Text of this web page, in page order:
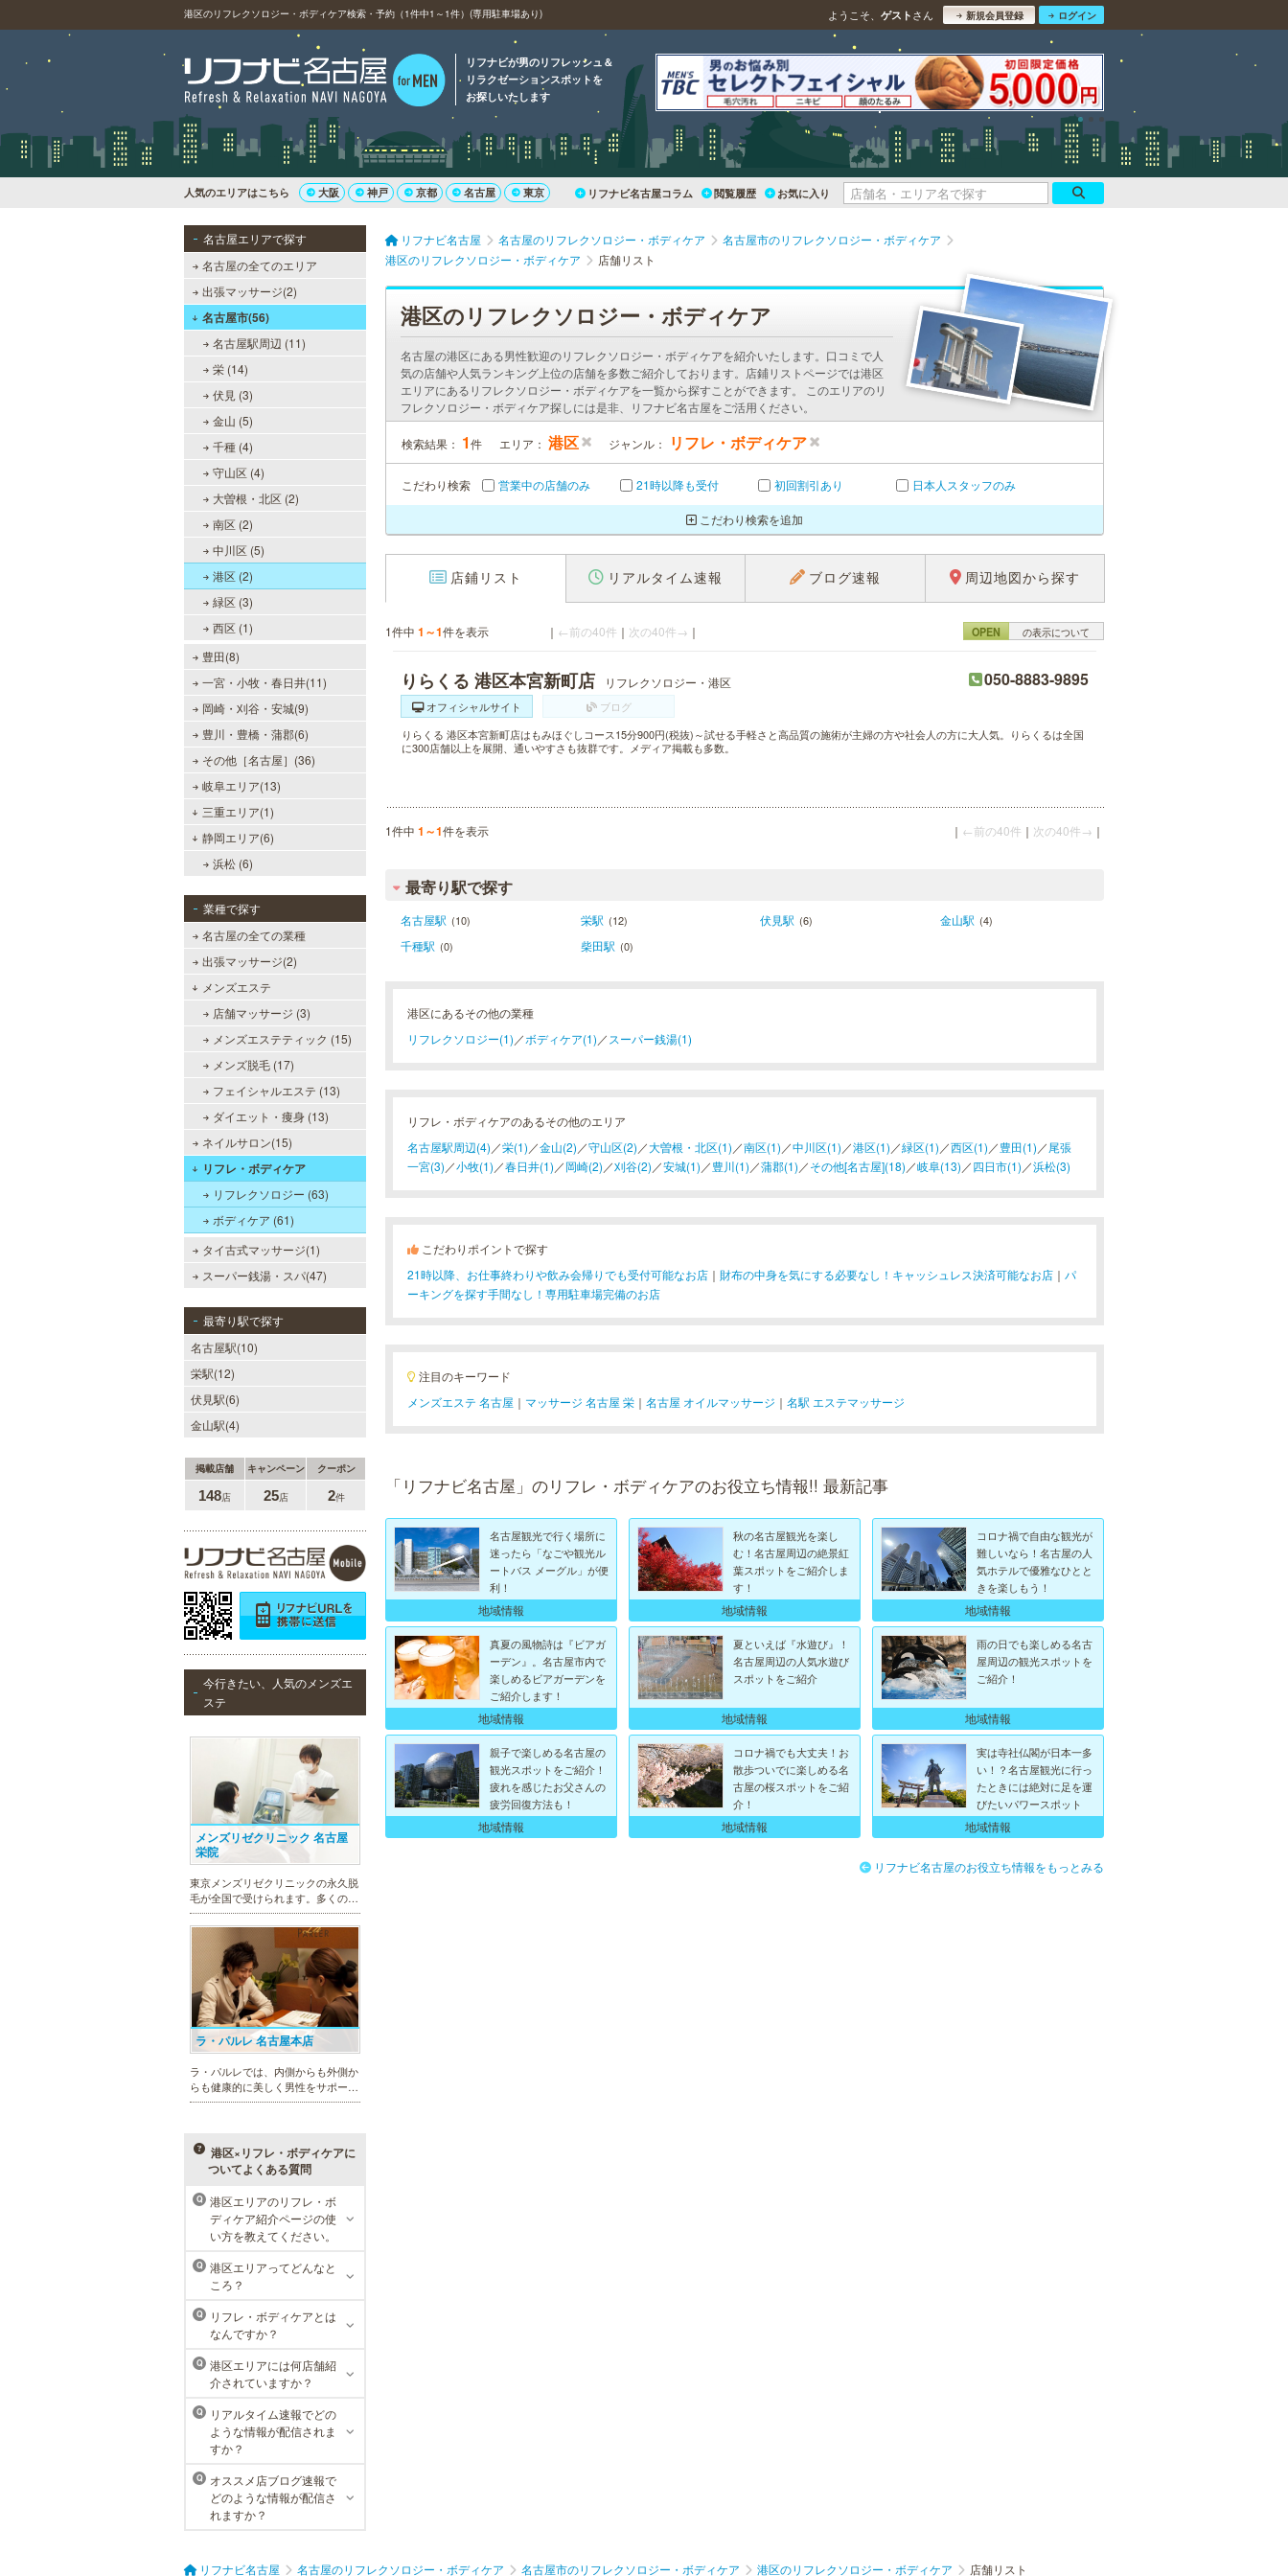
港区のリフレクソロジー・ボディケア検索・予約（1件中1～1件）(専用駐車場あり) ようこそ、 ゲスト さん 新規会員登録 ログイン
リフナビが男のリフレッシュ＆
リラクゼーションスポットを
お探しいたします
人気のエリアはこちら 大阪 神戸 京都 名古屋 東京 リフナビ名古屋コラム 閲覧履歴 お気に入り
名古屋エリアで探す
名古屋の全てのエリア
出張マッサージ(2)
名古屋市(56)
名古屋駅周辺 (11)
栄 (14)
伏見 (3)
金山 (5)
千種 (4)
守山区 (4)
大曽根・北区 (2)
南区 (2)
中川区 (5)
港区 (2)
緑区 (3)
西区 (1)
豊田(8)
一宮・小牧・春日井(11)
岡崎・刈谷・安城(9)
豊川・豊橋・蒲郡(6)
その他［名古屋］(36)
岐阜エリア(13)
三重エリア(1)
静岡エリア(6)
浜松 (6)
業種で探す
名古屋の全ての業種
出張マッサージ(2)
メンズエステ
店舗マッサージ (3)
メンズエステティック (15)
メンズ脱毛 (17)
フェイシャルエステ (13)
ダイエット・痩身 (13)
ネイルサロン(15)
リフレ・ボディケア
リフレクソロジー (63)
ボディケア (61)
タイ古式マッサージ(1)
スーパー銭湯・スパ(47)
最寄り駅で探す
名古屋駅(10)
栄駅(12)
伏見駅(6)
金山駅(4)
掲載店舗 キャンペーン クーポン
148店 25店 2件
今行きたい、人気のメンズエ
ステ
メンズリゼクリニック 名古屋
栄院
東京メンズリゼクリニックの永久脱
毛が全国で受けられます。多くの男
性患者様にご支持頂き、新宿1院か
ら始まったメンズリゼクリニック
が、現在では提携院含め全国10院を
展開するクリニックになりました。
ラ・パルレ 名古屋本店
ラ・パルレでは、内側からも外側か
らも健康的に美しく男性をサポー
ト。脱メタボリックやダイエット、
メニューをご用意。お得な体験コー
スも多数！
MEN’S TBC 名古屋本店
メンズTBCは、創業以来男性の健康
的な美を追究してきました。豊富な
脱毛メニューを始め、フェイシャル
ケア、下腹引き締め等、各種お得な
体験コースを取り揃えています。選
べる種類の多さで初めての方も安心
港区×リフレ・ボディケアに
ついてよくある質問
Q
港区エリアのリフレ・ボ
ディケア紹介ページの使
い方を教えてください。
Q
港区エリアってどんなと
ころ？
Q
リフレ・ボディケアとは
なんですか？
Q
港区エリアには何店舗紹
介されていますか？
Q
リアルタイム速報でどの
ような情報が配信されま
すか？
Q
オススメ店ブログ速報で
どのような情報が配信さ
れますか？
リフナビ名古屋 名古屋のリフレクソロジー・ボディケア
名古屋市のリフレクソロジー・ボディケア
港区のリフレクソロジー・ボディケア
店舗リスト
港区のリフレクソロジー・ボディケア
名古屋の港区にある男性歓迎のリフレクソロジー・ボディケアを紹介いたします。口コミで人
気の店舗や人気ランキング上位の店舗を多数ご紹介しております。店鋪リストページでは港区
エリアにあるリフレクソロジー・ボディケアを一覧から探すことができます。 このエリアのリ
フレクソロジー・ボディケア探しには是非、リフナビ名古屋をご活用ください。
検索結果： 1件 エリア： 港区 ジャンル： リフレ・ボディケア
こだわり検索 営業中の店舗のみ 21時以降も受付 初回割引あり 日本人スタッフのみ
こだわり検索を追加
店鋪リスト リアルタイム速報 ブログ速報 周辺地図から探す
1件中 1～1件を表示 ｜ ←前の40件 ｜ 次の40件→ ｜ OPEN の表示について
りらくる 港区本宮新町店 リフレクソロジー・港区 050-8883-9895
オフィシャルサイト
ブログ
りらくる 港区本宮新町店はもみほぐしコース15分900円(税抜)～試せる手軽さと高品質の施術が主婦の方や社会人の方に大人気。りらくるは全国
に300店舗以上を展開、通いやすさも抜群です。メディア掲載も多数。
1件中 1～1件を表示 ｜ ←前の40件 ｜ 次の40件→ ｜
最寄り駅で探す
名古屋駅 (10) 栄駅 (12) 伏見駅 (6) 金山駅 (4)
千種駅 (0) 柴田駅 (0)
港区にあるその他の業種
リフレクソロジー(1) ／ボディケア(1) ／ スーパー銭湯(1)
リフレ・ボディケアのあるその他のエリア
名古屋駅周辺(4) ／栄(1) ／金山(2) ／守山区(2) ／大曽根・北区(1) ／南区(1) ／中川区(1) ／港区(1) ／緑区(1) ／西区(1) ／豊田(1) ／尾張
一宮(3) ／小牧(1) ／春日井(1) ／岡崎(2) ／刈谷(2) ／安城(1) ／豊川(1) ／蒲郡(1) ／その他[名古屋](18) ／岐阜(13) ／四日市(1) ／浜松(3)
こだわりポイントで探す
21時以降、お仕事終わりや飲み会帰りでも受付可能なお店 ｜ 財布の中身を気にする必要なし！キャッシュレス決済可能なお店 ｜ パ
ーキングを探す手間なし！専用駐車場完備のお店
注目のキーワード
メンズエステ 名古屋 ｜ マッサージ 名古屋 栄 ｜ 名古屋 オイルマッサージ ｜ 名駅 エステマッサージ
「リフナビ名古屋」のリフレ・ボディケアのお役立ち情報!! 最新記事
名古屋観光で行く場所に
迷ったら「なごや観光ル
ートバス メーグル」が便
利！
地域情報
秋の名古屋観光を楽し
む！名古屋周辺の絶景紅
葉スポットをご紹介しま
す！
地域情報
コロナ禍で自由な観光が
難しいなら！名古屋の人
気ホテルで優雅なひとと
きを楽しもう！
地域情報
真夏の風物詩は『ビアガ
ーデン』。名古屋市内で
楽しめるビアガーデンを
ご紹介します！
地域情報
夏といえば『水遊び』！
名古屋周辺の人気水遊び
スポットをご紹介
地域情報
雨の日でも楽しめる名古
屋周辺の観光スポットを
ご紹介！
地域情報
親子で楽しめる名古屋の
観光スポットをご紹介！
疲れを感じたお父さんの
疲労回復方法も！
地域情報
コロナ禍でも大丈夫！お
散歩ついでに楽しめる名
古屋の桜スポットをご紹
介！
地域情報
実は寺社仏閣が日本一多
い！？名古屋観光に行っ
たときには絶対に足を運
びたいパワースポット
地域情報
リフナビ名古屋のお役立ち情報をもっとみる
リフナビ名古屋 名古屋のリフレクソロジー・ボディケア 名古屋市のリフレクソロジー・ボディケア 港区のリフレクソロジー・ボディケア 店舗リスト